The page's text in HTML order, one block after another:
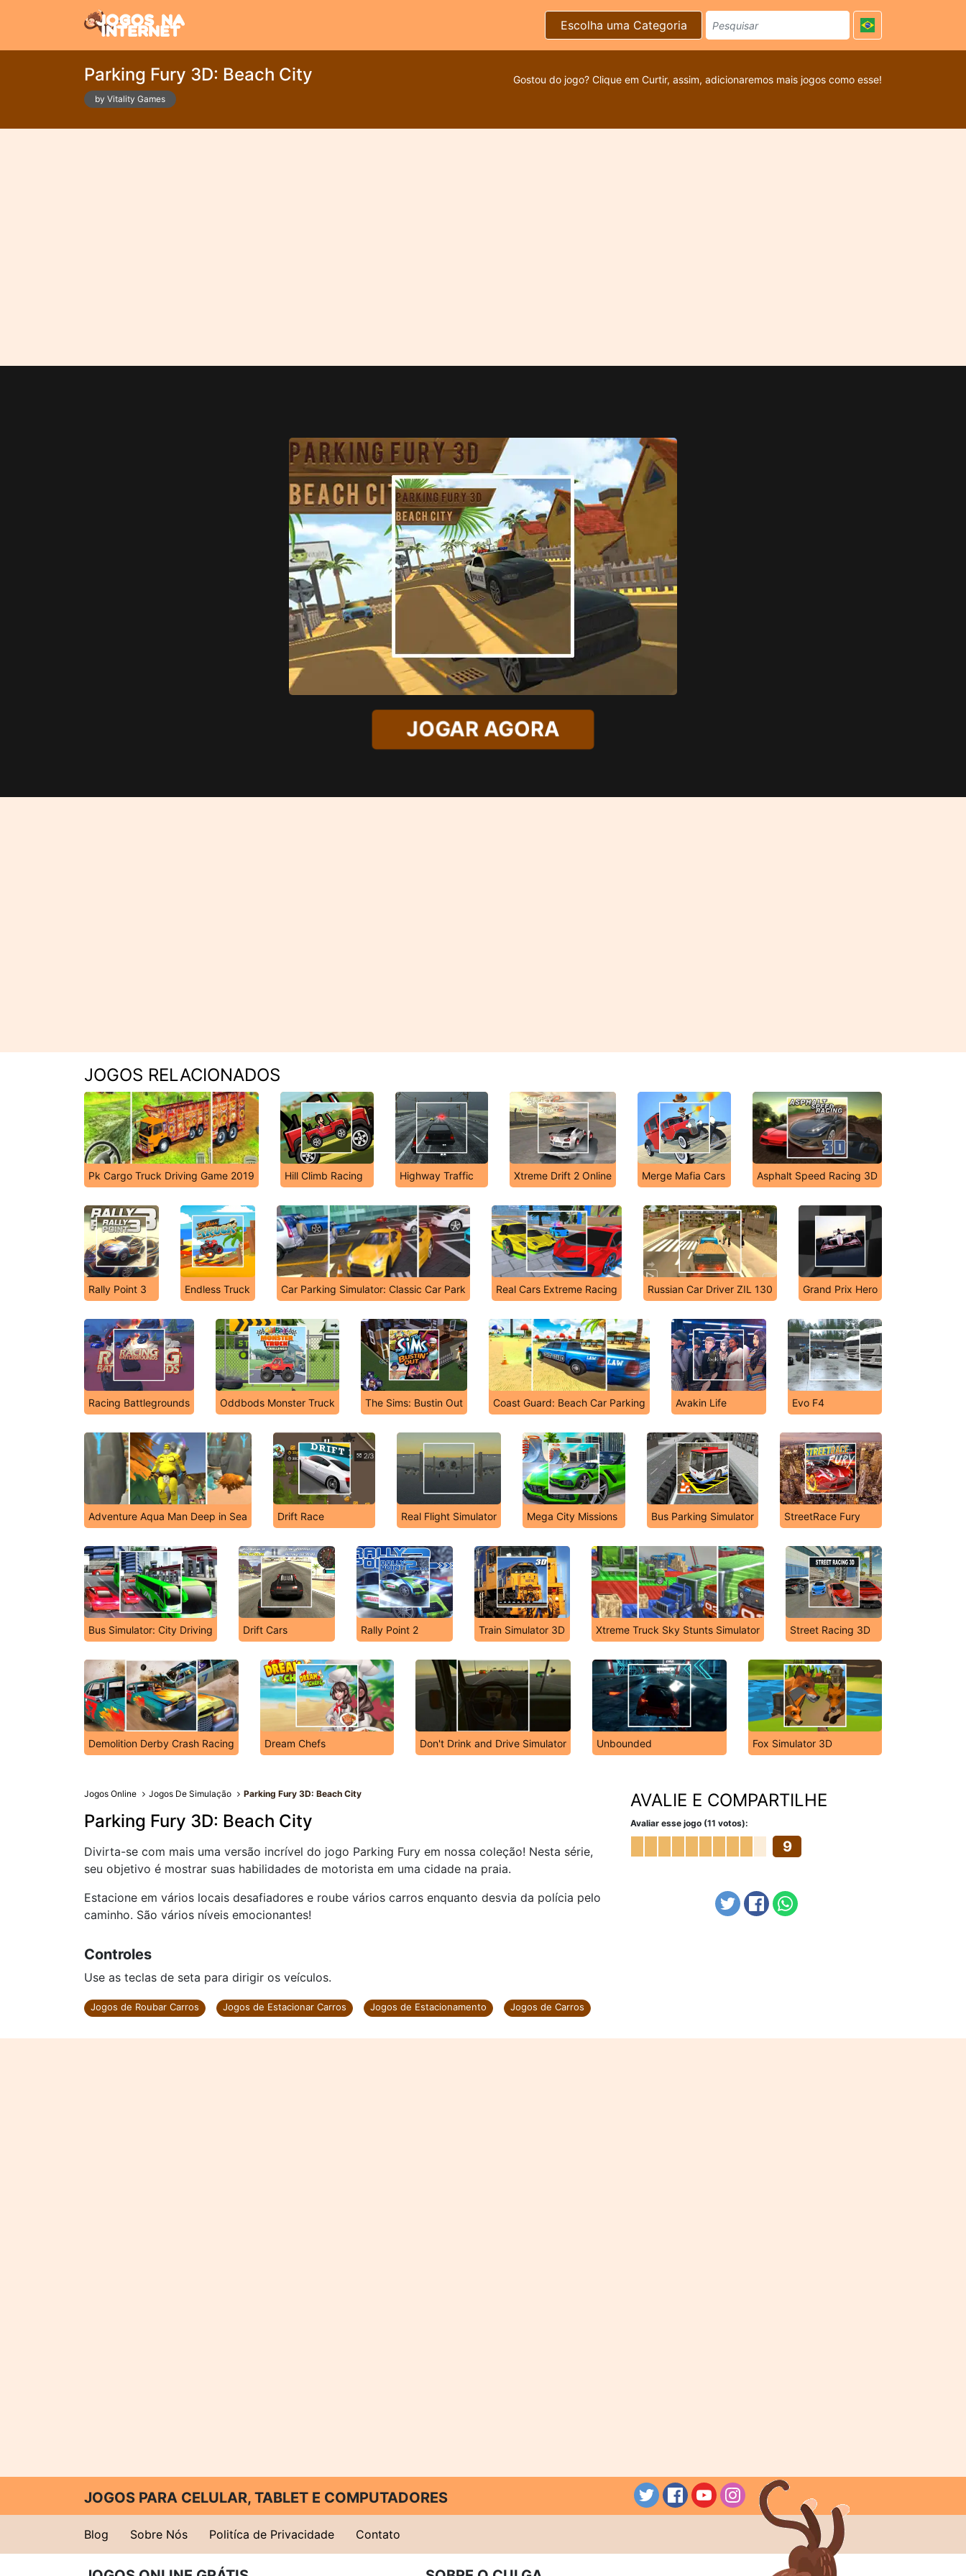
Escolha uma Categoria
Parking Fury 3D: Beach City
by Vitality Games
Gostou do jogo? Clique em Curtir, assim, adicionaremos mais jogos como esse!
JOGAR AGORA
JOGOS RELACIONADOS
Pk Cargo Truck Driving Game 2019 Hill Climb Racing Highway Traffic Xtreme Drift 2 Online Merge Mafia Cars Asphalt Speed Racing 3D
Rally Point 3 Endless Truck Car Parking Simulator: Classic Car Park Real Cars Extreme Racing Russian Car Driver ZIL 130 Grand Prix Hero
Racing Battlegrounds Oddbods Monster Truck The Sims: Bustin Out Coast Guard: Beach Car Parking Avakin Life Evo F4
Adventure Aqua Man Deep in Sea Drift Race Real Flight Simulator Mega City Missions Bus Parking Simulator StreetRace Fury
Bus Simulator: City Driving Drift Cars Rally Point 2 Train Simulator 3D Xtreme Truck Sky Stunts Simulator Street Racing 3D
Demolition Derby Crash Racing Dream Chefs Don't Drink and Drive Simulator Unbounded Fox Simulator 3D
Jogos Online Jogos De Simulação Parking Fury 3D: Beach City
Parking Fury 3D: Beach City
Divirta-se com mais uma versão incrível do jogo Parking Fury em nossa coleção! Nesta série,
seu objetivo é mostrar suas habilidades de motorista em uma cidade na praia.
Estacione em vários locais desafiadores e roube vários carros enquanto desvia da polícia pelo
caminho. São vários níveis emocionantes!
Controles
Use as teclas de seta para dirigir os veículos.
Jogos de Roubar Carros Jogos de Estacionar Carros Jogos de Estacionamento Jogos de Carros
AVALIE E COMPARTILHE
Avaliar esse jogo (11 votos):
9
JOGOS PARA CELULAR, TABLET E COMPUTADORES
Blog Sobre Nós Politíca de Privacidade Contato